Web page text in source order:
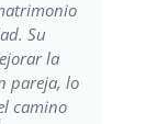
Su
la
pareja, lo
camino